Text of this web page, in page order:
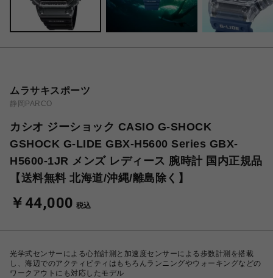
ムラサキスポーツ
静岡PARCO
カシオ ジーショック CASIO G-SHOCK
GSHOCK G-LIDE GBX-H5600 Series GBX-
H5600-1JR メンズ レディース 腕時計 国内正規品
【送料無料 北海道/沖縄/離島除く】
￥44,000 税込
光学式センサーによる心拍計測と加速度センサーによる歩数計測を搭載
し、海辺でのアクティビティはもちろんランニングやウォーキングなどの
ワークアウトにも対応したモデル